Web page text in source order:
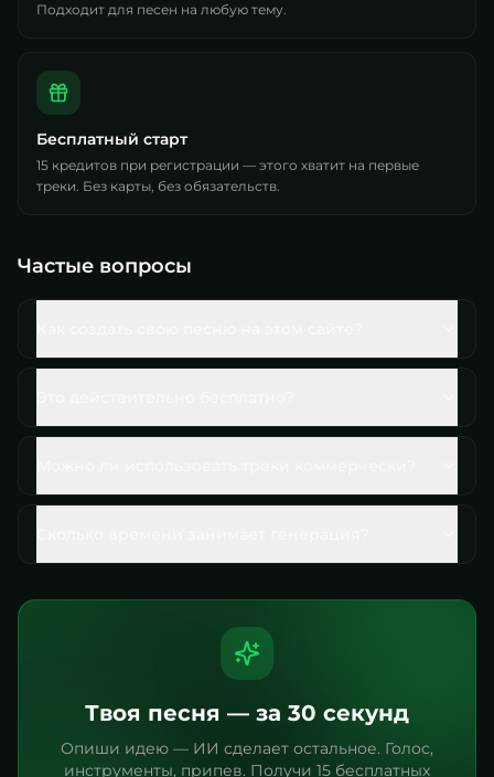
Подходит для песен на любую тему.
Бесплатный старт
15 кредитов при регистрации — этого хватит на первые
треки. Без карты, без обязательств.
Частые вопросы
Твоя песня — за 30 секунд
Опиши идею — ИИ сделает остальное. Голос,
инструменты, припев. Получи 15 бесплатных